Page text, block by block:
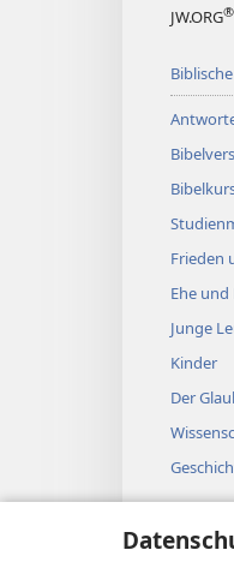
JW.ORG®
Frieden
Ehe und
Junge
Kinder
Der